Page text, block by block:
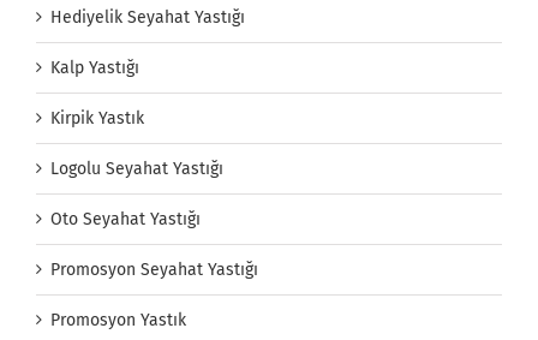
Hediyelik Seyahat Yastığı
Kalp Yastığı
Kirpik Yastık
Logolu Seyahat Yastığı
Oto Seyahat Yastığı
Promosyon Seyahat Yastığı
Promosyon Yastık